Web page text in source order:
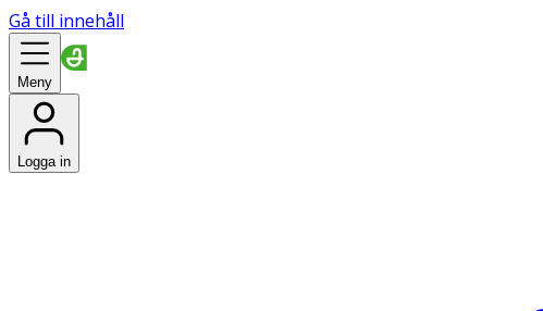
Gå till innehåll
Meny
Logga in